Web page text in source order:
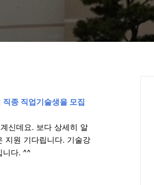
직종 직업기술생을 모집
신데요. 보다 상세히 알
지원 기다립니다. 기술강
니다. ^^